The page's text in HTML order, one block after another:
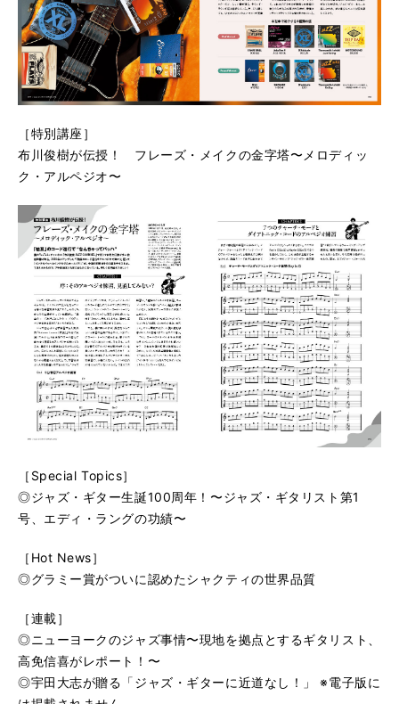
［特別講座］
布川俊樹が伝授！ フレーズ・メイクの金字塔〜メロディッ
ク・アルペジオ〜
［Special Topics］
◎ジャズ・ギター生誕100周年！〜ジャズ・ギタリスト第1
号、エディ・ラングの功績〜
［Hot News］
◎グラミー賞がついに認めたシャクティの世界品質
［連載］
◎ニューヨークのジャズ事情〜現地を拠点とするギタリスト、
高免信喜がレポート！〜
◎宇田大志が贈る「ジャズ・ギターに近道なし！」 ※電子版に